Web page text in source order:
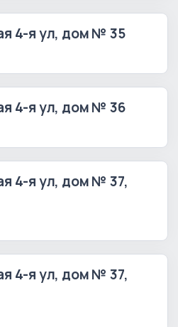
4-я ул, дом № 35
4-я ул, дом № 36
4-я ул, дом № 37,
4-я ул, дом № 37,